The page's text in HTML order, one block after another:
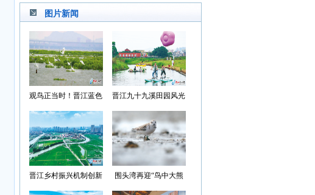
图片新闻
观鸟正当时！晋江蓝色
晋江九十九溪田园风光
光”首批认定名单
晋江乡村振兴机制创新
围头湾再迎“鸟中大熊